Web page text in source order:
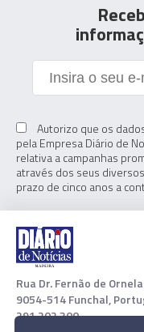
Autorizo que os
pela Empresa Diário de
relativa a campanhas
através dos seus
prazo de cinco anos a
Rua Dr. Fernão de
9054-514 Funchal,
291 202 300